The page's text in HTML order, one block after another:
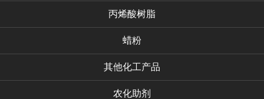
丙烯酸树脂
蜡粉
其他化工产品
农化助剂